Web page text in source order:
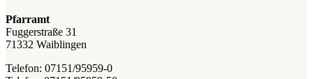
Pfarramt
Fuggerstraße 31
71332 Waiblingen
Telefon: 07151/95959-0